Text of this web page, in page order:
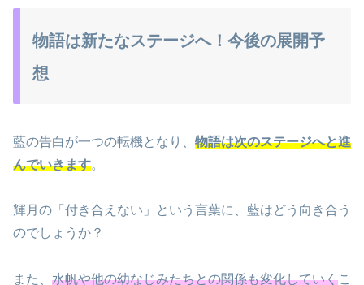
物語は新たなステージへ！今後の展開予
想
藍の告白が一つの転機となり、 物語は次のステージへと進
んでいきます。
輝月の「付き合えない」という言葉に、藍はどう向き合う
のでしょうか？
また、 水帆や他の幼なじみたちとの関係も変化していくこ